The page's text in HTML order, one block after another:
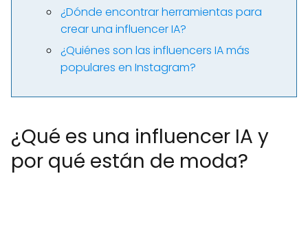
¿Dónde encontrar herramientas para
crear una influencer IA?
¿Quiénes son las influencers IA más
populares en Instagram?
¿Qué es una influencer IA y
por qué están de moda?